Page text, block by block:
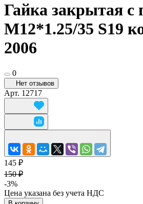
Гайка закрытая с
М12*1.25/35 S19
2006
0
Нет отзывов
Арт. 12717
145 ₽
150 ₽
-3%
Цена указана без учета НДС